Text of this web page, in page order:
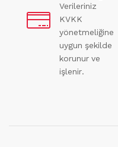
Verileriniz
KVKK
yönetmeliğine
uygun şekilde
korunur ve
işlenir.